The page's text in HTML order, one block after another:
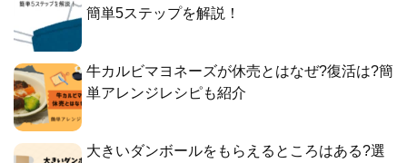
簡単5ステップを解説！
牛カルビマヨネーズが休売とはなぜ?復活は?簡
単アレンジレシピも紹介
大きいダンボールをもらえるところはある?選